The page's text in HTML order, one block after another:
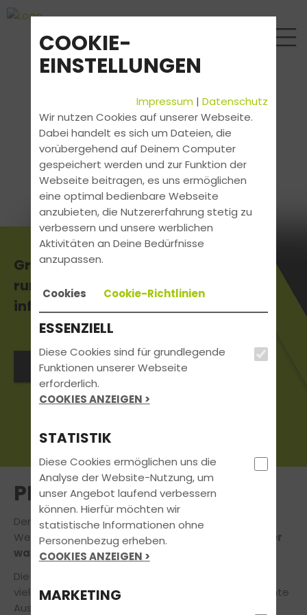
Gratis Infos anfordern und
rund um über unser Angebot
informieren.
Jetzt Infopaket anfragen
PREISE
Der Führerschein ist Dein Ticket, die Straßen dieser
Welt motorisiert auf eigene Faust zu erkunden.
Aber
was kostet Dich der Spaß eigentlich?
Die Kosten für die Führerscheinausbildung sind von
vielen Faktoren abhängig, darunter Deine gewünschte
Ausbildungsklasse und die Anzahl der auf dem Weg
COOKIE-
EINSTELLUNGEN
Impressum |Datenschutz
Wir nutzen Cookies auf unserer Webseite.
Dabei handelt es sich um Dateien, die
vorübergehend auf Deinem Computer
gespeichert werden und zur Funktion der
Webseite beitragen, es uns ermöglichen
eine optimal bedienbare Webseite
anzubieten, die Nutzererfahrung stetig zu
verbessern und unsere werblichen
Aktivitäten an Deine Bedürfnisse
anzupassen.
Cookies Cookie-Richtlinien
ESSENZIELL
Diese Cookies sind für grundlegende
Funktionen unserer Webseite
erforderlich.
COOKIES ANZEIGEN >
STATISTIK
Diese Cookies ermöglichen uns die
Analyse der Website-Nutzung, um
unser Angebot laufend verbessern
können. Hierfür möchten wir
statistische Informationen ohne
Personenbezug erheben.
COOKIES ANZEIGEN >
MARKETING